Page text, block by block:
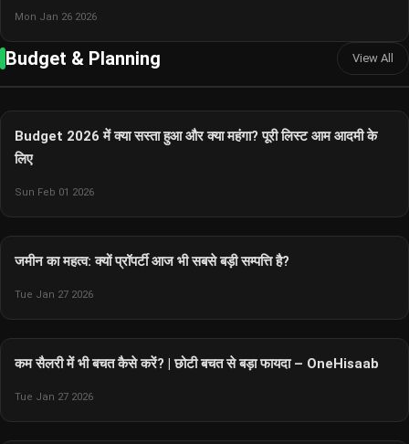
Mon Jan 26 2026
Budget & Planning View All
Budget 2026 में क्या सस्ता हुआ और क्या महंगा? पूरी लिस्ट आम आदमी के
लिए
Sun Feb 01 2026
जमीन का महत्व: क्यों प्रॉपर्टी आज भी सबसे बड़ी सम्पत्ति है?
Tue Jan 27 2026
कम सैलरी में भी बचत कैसे करें? | छोटी बचत से बड़ा फायदा – OneHisaab
Tue Jan 27 2026